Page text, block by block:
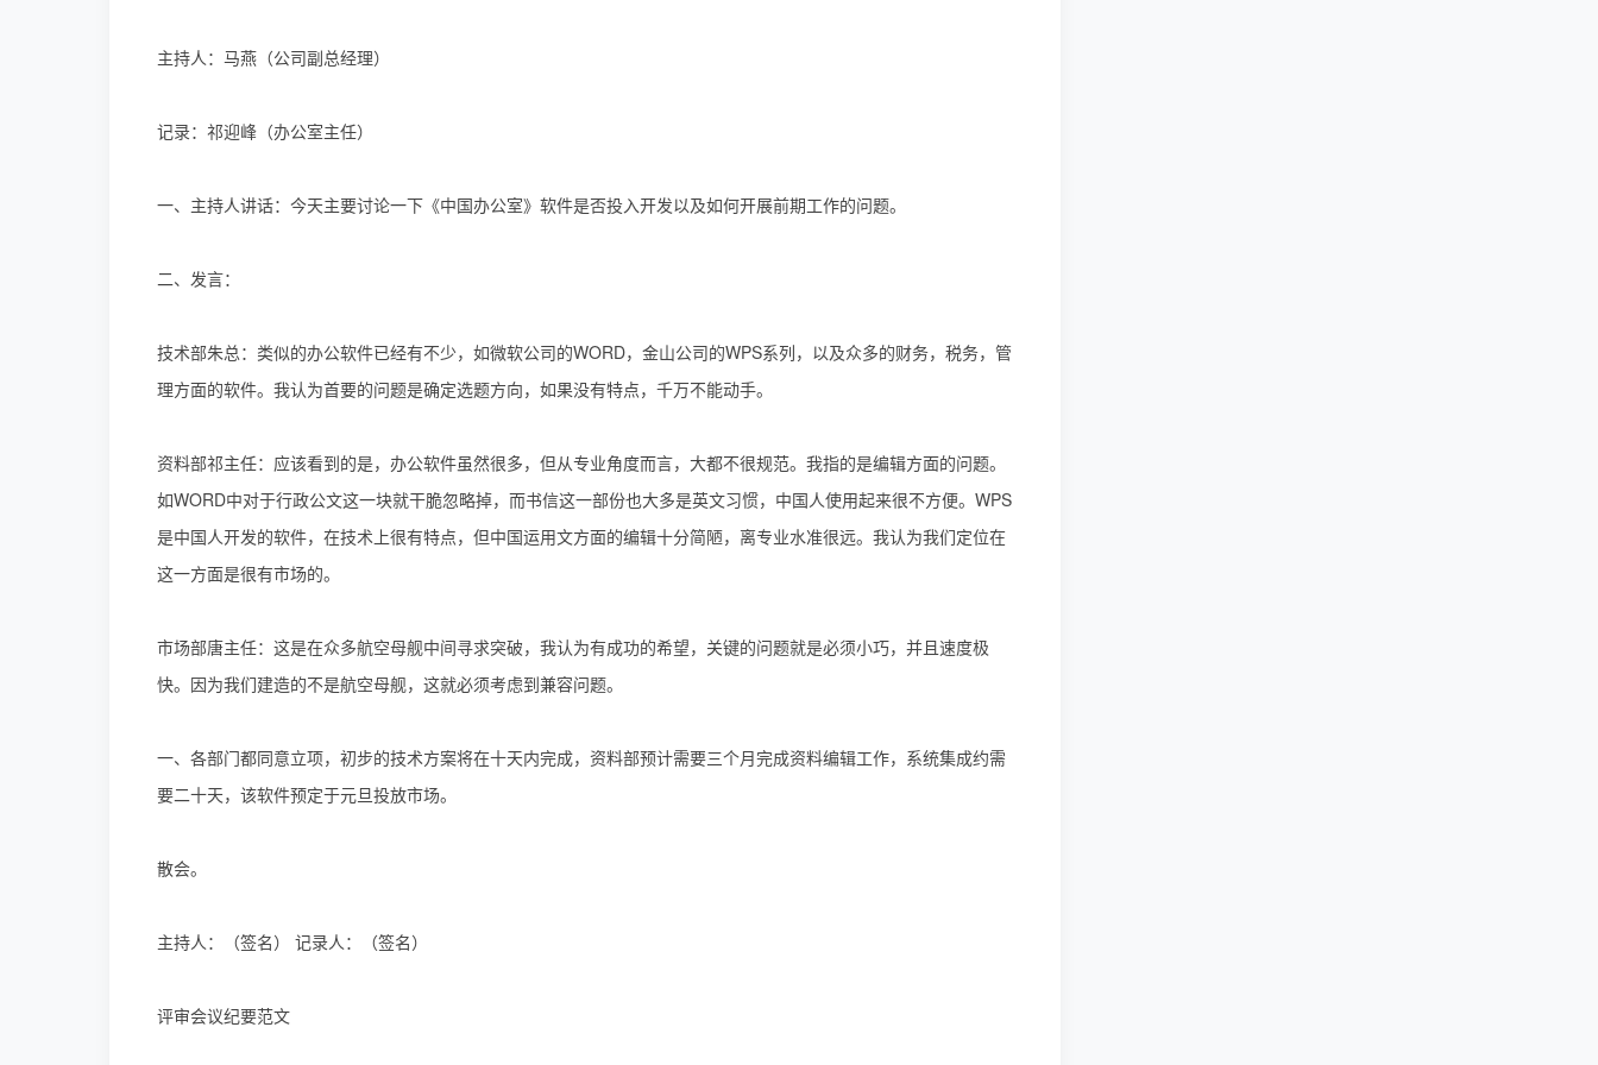
主持人：马燕（公司副总经理）
记录：祁迎峰（办公室主任）
一、主持人讲话：今天主要讨论一下《中国办公室》软件是否投入开发以及如何开展前期工作的问题。
二、发言：
技术部朱总：类似的办公软件已经有不少，如微软公司的WORD，金山公司的WPS系列，以及众多的财务，税务，管
理方面的软件。我认为首要的问题是确定选题方向，如果没有特点，千万不能动手。
资料部祁主任：应该看到的是，办公软件虽然很多，但从专业角度而言，大都不很规范。我指的是编辑方面的问题。
如WORD中对于行政公文这一块就干脆忽略掉，而书信这一部份也大多是英文习惯，中国人使用起来很不方便。WPS
是中国人开发的软件，在技术上很有特点，但中国运用文方面的编辑十分简陋，离专业水准很远。我认为我们定位在
这一方面是很有市场的。
市场部唐主任：这是在众多航空母舰中间寻求突破，我认为有成功的希望，关键的问题就是必须小巧，并且速度极
快。因为我们建造的不是航空母舰，这就必须考虑到兼容问题。
一、各部门都同意立项，初步的技术方案将在十天内完成，资料部预计需要三个月完成资料编辑工作，系统集成约需
要二十天，该软件预定于元旦投放市场。
散会。
主持人：（签名） 记录人：（签名）
评审会议纪要范文